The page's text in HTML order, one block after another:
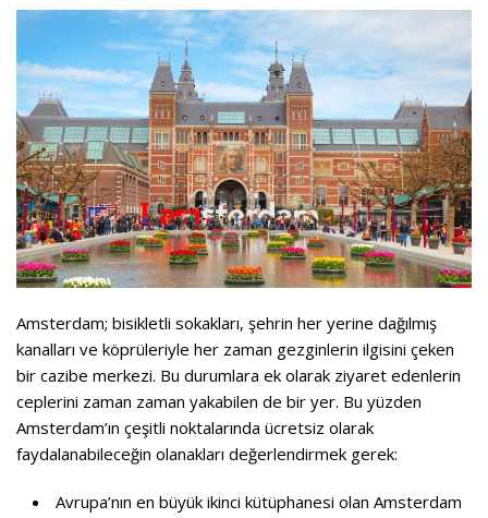
Amsterdam; bisikletli sokakları, şehrin her yerine dağılmış
kanalları ve köprüleriyle her zaman gezginlerin ilgisini çeken
bir cazibe merkezi. Bu durumlara ek olarak ziyaret edenlerin
ceplerini zaman zaman yakabilen de bir yer. Bu yüzden
Amsterdam’ın çeşitli noktalarında ücretsiz olarak
faydalanabileceğin olanakları değerlendirmek gerek:
Avrupa’nın en büyük ikinci kütüphanesi olan Amsterdam